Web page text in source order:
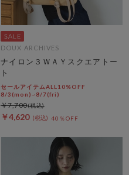
DOUX ARCHIVES
ナイロン３ＷＡＹスクエアトー
ト
セールアイテムALL10%OFF
8/3(mon)~8/7(fri)
￥4,620 40％OFF
￥7,700